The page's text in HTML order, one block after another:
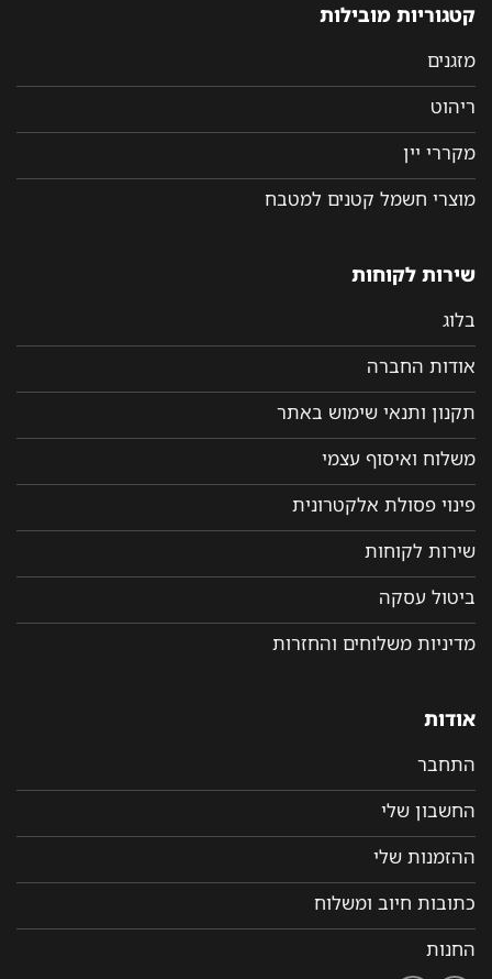
קטגוריות מובילות
מזגנים
ריהוט
מקררי יין
מוצרי חשמל קטנים למטבח
שירות לקוחות
בלוג
אודות החברה
תקנון ותנאי שימוש באתר
משלוח ואיסוף עצמי
פינוי פסולת אלקטרונית
שירות לקוחות
ביטול עסקה
מדיניות משלוחים והחזרות
אודות
התחבר
החשבון שלי
ההזמנות שלי
כתובות חיוב ומשלוח
החנות